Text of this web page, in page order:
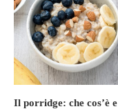
Il porridge: che cos’è e